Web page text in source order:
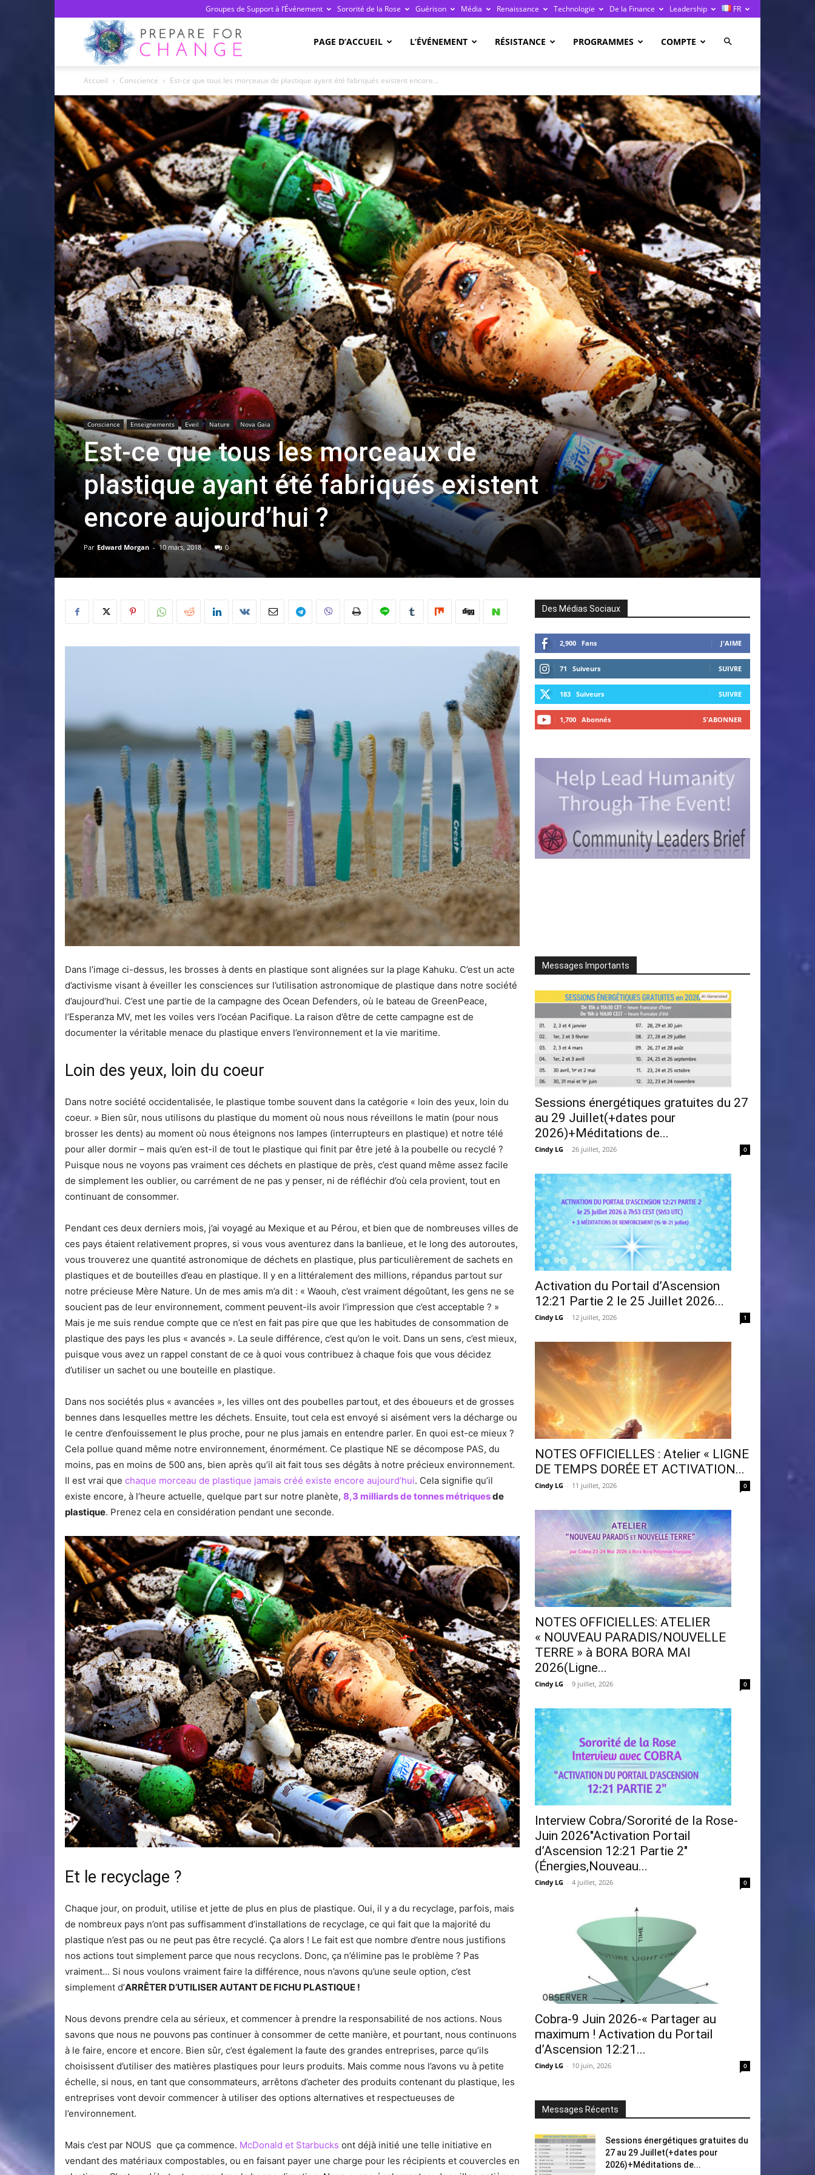
Groupes de Support à l’Événement Sororité de la Rose Guérison Média Renaissance Technologie De la Finance Leadership FR
Change
–
Français
PAGE D’ACCUEIL L’ÉVÉNEMENT RÉSISTANCE PROGRAMMES COMPTE
Accueil Conscience Est-ce que tous les morceaux de plastique ayant été fabriqués existent encore...
Conscience Enseignements Eveil Nature Nova Gaia
Est-ce que tous les morceaux de
plastique ayant été fabriqués existent
encore aujourd’hui ?
Par Edward Morgan - 10 mars, 2018 0
Dans l’image ci-dessus, les brosses à dents en plastique sont alignées sur la plage Kahuku. C’est un acte
d’activisme visant à éveiller les consciences sur l’utilisation astronomique de plastique dans notre société
d’aujourd’hui. C’est une partie de la campagne des Ocean Defenders, où le bateau de GreenPeace,
l’Esperanza MV, met les voiles vers l’océan Pacifique. La raison d’être de cette campagne est de
documenter la véritable menace du plastique envers l’environnement et la vie maritime.
Loin des yeux, loin du coeur
Dans notre société occidentalisée, le plastique tombe souvent dans la catégorie « loin des yeux, loin du
coeur. » Bien sûr, nous utilisons du plastique du moment où nous nous réveillons le matin (pour nous
brosser les dents) au moment où nous éteignons nos lampes (interrupteurs en plastique) et notre télé
pour aller dormir – mais qu’en est-il de tout le plastique qui finit par être jeté à la poubelle ou recyclé ?
Puisque nous ne voyons pas vraiment ces déchets en plastique de près, c’est quand même assez facile
de simplement les oublier, ou carrément de ne pas y penser, ni de réfléchir d’où cela provient, tout en
continuant de consommer.
Pendant ces deux derniers mois, j’ai voyagé au Mexique et au Pérou, et bien que de nombreuses villes de
ces pays étaient relativement propres, si vous vous aventurez dans la banlieue, et le long des autoroutes,
vous trouverez une quantité astronomique de déchets en plastique, plus particulièrement de sachets en
plastiques et de bouteilles d’eau en plastique. Il y en a littéralement des millions, répandus partout sur
notre précieuse Mère Nature. Un de mes amis m’a dit : « Waouh, c’est vraiment dégoûtant, les gens ne se
soucient pas de leur environnement, comment peuvent-ils avoir l’impression que c’est acceptable ? »
Mais je me suis rendue compte que ce n’est en fait pas pire que que les habitudes de consommation de
plastique des pays les plus « avancés ». La seule différence, c’est qu’on le voit. Dans un sens, c’est mieux,
puisque vous avez un rappel constant de ce à quoi vous contribuez à chaque fois que vous décidez
d’utiliser un sachet ou une bouteille en plastique.
Dans nos sociétés plus « avancées », les villes ont des poubelles partout, et des éboueurs et de grosses
bennes dans lesquelles mettre les déchets. Ensuite, tout cela est envoyé si aisément vers la décharge ou
le centre d’enfouissement le plus proche, pour ne plus jamais en entendre parler. En quoi est-ce mieux ?
Cela pollue quand même notre environnement, énormément. Ce plastique NE se décompose PAS, du
moins, pas en moins de 500 ans, bien après qu’il ait fait tous ses dégâts à notre précieux environnement.
Il est vrai que chaque morceau de plastique jamais créé existe encore aujourd’hui. Cela signifie qu’il
existe encore, à l’heure actuelle, quelque part sur notre planète, 8,3 milliards de tonnes métriquesde
plastique. Prenez cela en considération pendant une seconde.
Et le recyclage ?
Chaque jour, on produit, utilise et jette de plus en plus de plastique. Oui, il y a du recyclage, parfois, mais
de nombreux pays n’ont pas suffisamment d’installations de recyclage, ce qui fait que la majorité du
plastique n’est pas ou ne peut pas être recyclé. Ça alors ! Le fait est que nombre d’entre nous justifions
nos actions tout simplement parce que nous recyclons. Donc, ça n’élimine pas le problème ? Pas
vraiment… Si nous voulons vraiment faire la différence, nous n’avons qu’une seule option, c’est
simplement d’ARRÊTER D’UTILISER AUTANT DE FICHU PLASTIQUE !
Nous devons prendre cela au sérieux, et commencer à prendre la responsabilité de nos actions. Nous
savons que nous ne pouvons pas continuer à consommer de cette manière, et pourtant, nous continuons
à le faire, encore et encore. Bien sûr, c’est également la faute des grandes entreprises, parce qu’ils
choisissent d’utiliser des matières plastiques pour leurs produits. Mais comme nous l’avons vu à petite
échelle, si nous, en tant que consommateurs, arrêtons d’acheter des produits contenant du plastique, les
entreprises vont devoir commencer à utiliser des options alternatives et respectueuses de
l’environnement.
Mais c’est par NOUS que ça commence. McDonald et Starbucks ont déjà initié une telle initiative en
vendant des matériaux compostables, ou en faisant payer une charge pour les récipients et couvercles en
Des Médias Sociaux
2,900 Fans J'AIME
71 Suiveurs SUIVRE
183 Suiveurs SUIVRE
1,700 Abonnés S'ABONNER
Messages Importants
Sessions énergétiques gratuites du 27
au 29 Juillet(+dates pour
2026)+Méditations de...
Cindy LG - 26 juillet, 2026 0
Activation du Portail d’Ascension
12:21 Partie 2 le 25 Juillet 2026...
Cindy LG - 12 juillet, 2026 1
NOTES OFFICIELLES : Atelier « LIGNE
DE TEMPS DORÉE ET ACTIVATION...
Cindy LG - 11 juillet, 2026 0
NOTES OFFICIELLES: ATELIER
« NOUVEAU PARADIS/NOUVELLE
TERRE » à BORA BORA MAI
2026(Ligne...
Cindy LG - 9 juillet, 2026 0
Interview Cobra/Sororité de la Rose-
Juin 2026″Activation Portail
d’Ascension 12:21 Partie 2″
(Énergies,Nouveau...
Cindy LG - 4 juillet, 2026 0
Cobra-9 Juin 2026-« Partager au
maximum ! Activation du Portail
d’Ascension 12:21...
Cindy LG - 10 juin, 2026 0
Messages Récents
Sessions énergétiques gratuites du
27 au 29 Juillet(+dates pour
2026)+Méditations de...